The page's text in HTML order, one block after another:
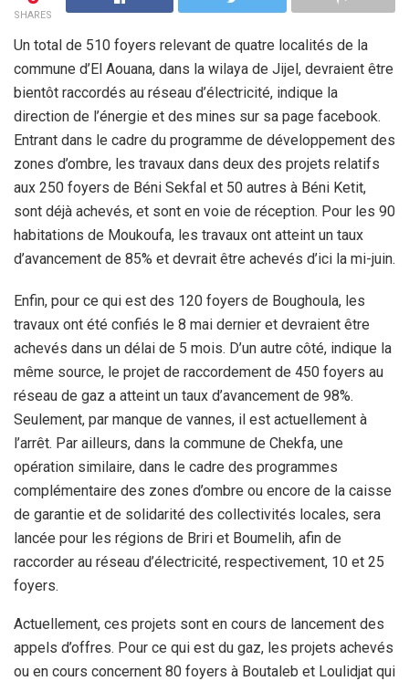
SHARES
Un total de 510 foyers relevant de quatre localités de la
commune d’El Aouana, dans la wilaya de Jijel, devraient être
bientôt raccordés au réseau d’électricité, indique la
direction de l’énergie et des mines sur sa page facebook.
Entrant dans le cadre du programme de développement des
zones d’ombre, les travaux dans deux des projets relatifs
aux 250 foyers de Béni Sekfal et 50 autres à Béni Ketit,
sont déjà achevés, et sont en voie de réception. Pour les 90
habitations de Moukoufa, les travaux ont atteint un taux
d’avancement de 85% et devrait être achevés d’ici la mi-juin.
Enfin, pour ce qui est des 120 foyers de Boughoula, les
travaux ont été confiés le 8 mai dernier et devraient être
achevés dans un délai de 5 mois. D’un autre côté, indique la
même source, le projet de raccordement de 450 foyers au
réseau de gaz a atteint un taux d’avancement de 98%.
Seulement, par manque de vannes, il est actuellement à
l’arrêt. Par ailleurs, dans la commune de Chekfa, une
opération similaire, dans le cadre des programmes
complémentaire des zones d’ombre ou encore de la caisse
de garantie et de solidarité des collectivités locales, sera
lancée pour les régions de Briri et Boumelih, afin de
raccorder au réseau d’électricité, respectivement, 10 et 25
foyers.
Actuellement, ces projets sont en cours de lancement des
appels d’offres. Pour ce qui est du gaz, les projets achevés
ou en cours concernent 80 foyers à Boutaleb et Loulidjat qui